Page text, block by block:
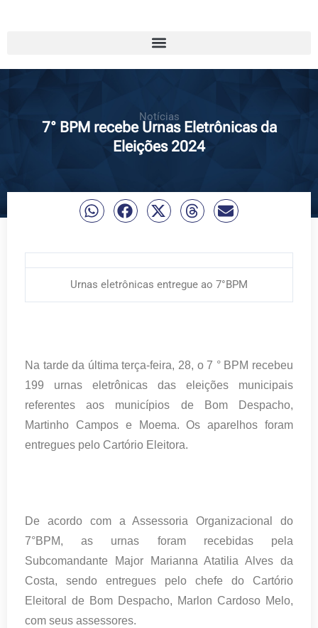
Notícias
7° BPM recebe Urnas Eletrônicas da
Eleições 2024
Urnas eletrônicas entregue ao 7°BPM
Na tarde da última terça-feira, 28, o 7 ° BPM recebeu
199 urnas eletrônicas das eleições municipais
referentes aos municípios de Bom Despacho,
Martinho Campos e Moema. Os aparelhos foram
entregues pelo Cartório Eleitora.
De acordo com a Assessoria Organizacional do
7°BPM, as urnas foram recebidas pela
Subcomandante Major Marianna Atatilia Alves da
Costa, sendo entregues pelo chefe do Cartório
Eleitoral de Bom Despacho, Marlon Cardoso Melo,
com seus assessores.